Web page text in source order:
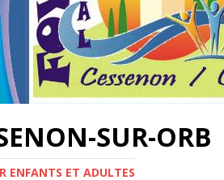
SUR-ORB
ENFANTS ET ADULTES